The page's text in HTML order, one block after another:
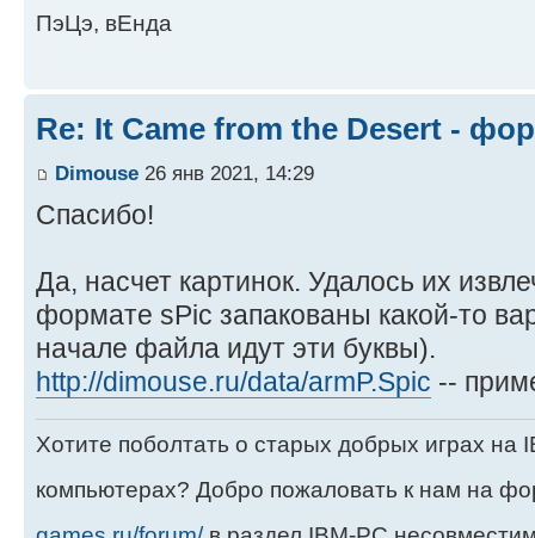
ПэЦэ, вЕнда
Re: It Came from the Desert -
Dimouse 26 янв 2021, 14:29
Спасибо!
Да, насчет картинок. Удалось их
формате sPic запакованы какой-то
начале файла идут эти буквы).
http://dimouse.ru/data/armP.Spic --
Хотите поболтать о старых добрых играх на
компьютерах? Добро пожаловать к нам на